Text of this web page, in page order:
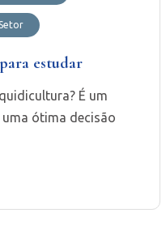
estudar
É um
ótima decisão